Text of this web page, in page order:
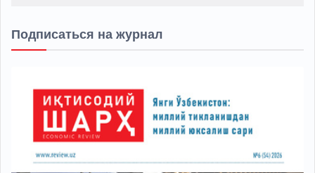
Подписаться на журнал